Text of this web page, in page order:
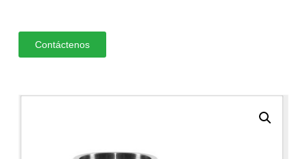
Contáctenos